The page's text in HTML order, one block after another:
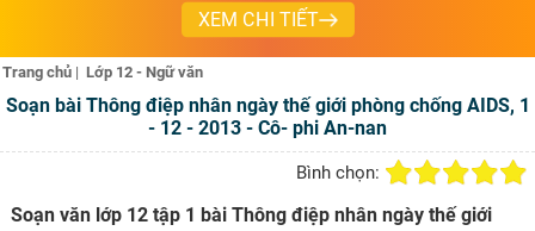
XEM CHI TIẾT
Trang chủ | Lớp 12 - Ngữ văn
Soạn bài Thông điệp nhân ngày thế giới phòng chống AIDS, 1
- 12 - 2013 - Cô- phi An-nan
Bình chọn:
Soạn văn lớp 12 tập 1 bài Thông điệp nhân ngày thế giới